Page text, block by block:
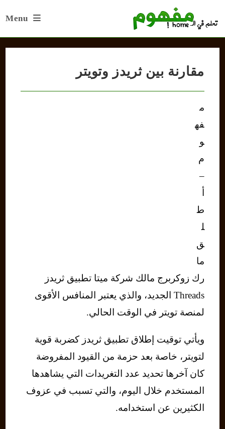
Menu
مقارنة بين ثريدز وتويتر
م
فه
و
م
–
ط
ل
ق
ما
رك زوكربرج مالك شركة ميتا تطبيق ثريدز
Threads الجديد، والذي يعتبر المنافس الأقوى
لمنصة تويتر في الوقت الحالي.
ويأتي توقيت إطلاق تطبيق ثريدز كضربة قوية
لتويتر، خاصة بعد حزمة من القيود المفروضة
كان آخرها تحديد عدد التغريدات التي يشاهدها
المستخدم خلال اليوم، والتي تسبب في عزوف
الكثيرين عن استخدامه.